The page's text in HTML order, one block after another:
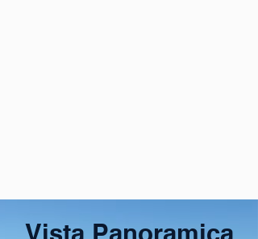
Vista Panoramica